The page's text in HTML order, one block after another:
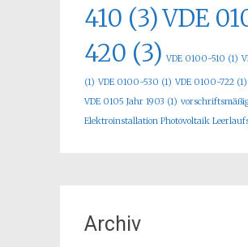
410 (3)VDE
420 (3) VDE 0100-510 (1)
(1) VDE 0100-530 (1) VDE 0100-722(1)
VDE 0105 Jahr 1903 (1)
Elektroinstallation Photovoltaik
Archiv